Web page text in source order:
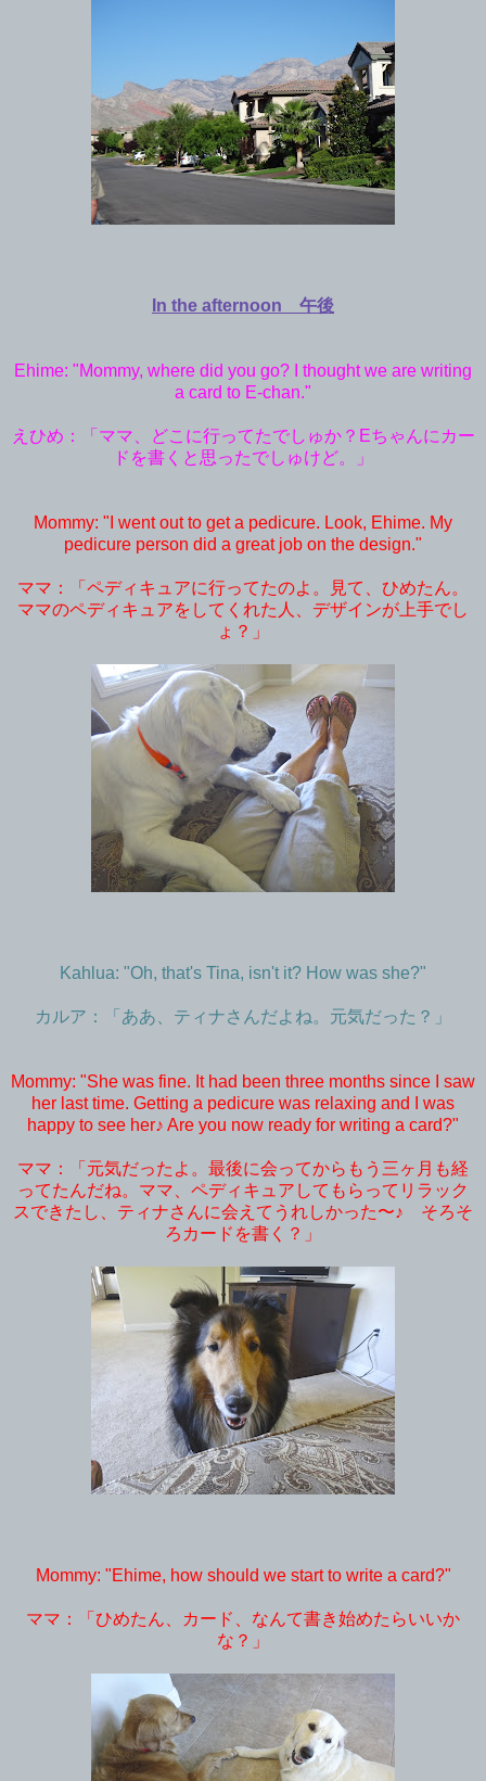
In the afternoon 午後
Ehime: "Mommy, where did you go? I thought we are writing
a card to E-chan."
えひめ：「ママ、どこに行ってたでしゅか？ Eちゃんにカー
ドを書くと思ったでしゅけど。」
Mommy: "I went out to get a pedicure. Look, Ehime. My
pedicure person did a great job on the design."
ママ：「ペディキュアに行ってたのよ。見て、ひめたん。
ママのペディキュアをしてくれた人、デザインが上手でし
ょ？」
Kahlua: "Oh, that's Tina, isn't it? How was she?"
カルア：「ああ、ティナさんだよね。元気だった？」
Mommy: "She was fine. It had been three months since I saw
her last time. Getting a pedicure was relaxing and I was
happy to see her♪ Are you now ready for writing a card?"
ママ：「元気だったよ。最後に会ってからもう三ヶ月も経
ってたんだね。ママ、ペディキュアしてもらってリラック
スできたし、ティナさんに会えてうれしかった〜♪ そろそ
ろカードを書く？」
Mommy: "Ehime, how should we start to write a card?"
ママ：「ひめたん、カード、なんて書き始めたらいいか
な？」